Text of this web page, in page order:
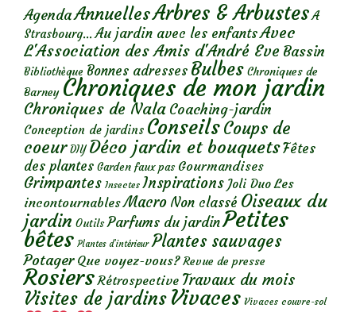
AgendaAnnuellesArbres & Arbustes A
Strasbourg... Au jardin avec les enfantsAvec
L'Association des Amis d'André Eve Bassin
Bibliothèque Bonnes adresses Bulbes Chroniques de
Barney Chroniques de mon jardin
Chroniques de Nala Coaching-jardin
Conception de jardins ConseilsCoups de
coeur DIY Déco jardin et bouquetsFêtes
des plantes Garden faux pas Gourmandises
Grimpantes Insectes Inspirations Joli Duo Les
incontournables Macro Non classé Oiseaux du
jardin Outils Parfums du jardinPetites
bêtes Plantes d’intérieur Plantes sauvages
Potager Que voyez-vous? Revue de presse
Rosiers Rétrospective Travaux du mois
Visites de jardins Vivaces Vivaces couvre-sol